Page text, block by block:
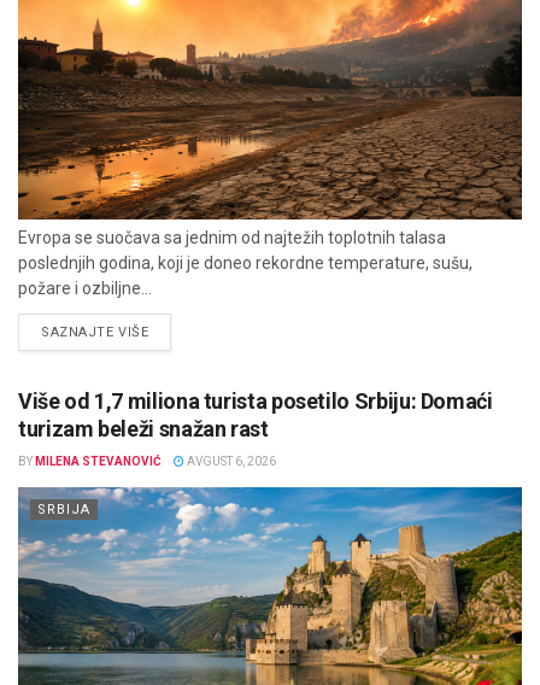
Evropa se suočava sa jednim od najtežih toplotnih talasa
poslednjih godina, koji je doneo rekordne temperature, sušu,
požare i ozbiljne...
SAZNAJTE VIŠEDETAILS
Više od 1,7 miliona turista posetilo Srbiju: Domaći
turizam beleži snažan rast
BY MILENA STEVANOVIĆ AVGUST 6, 2026
SRBIJA